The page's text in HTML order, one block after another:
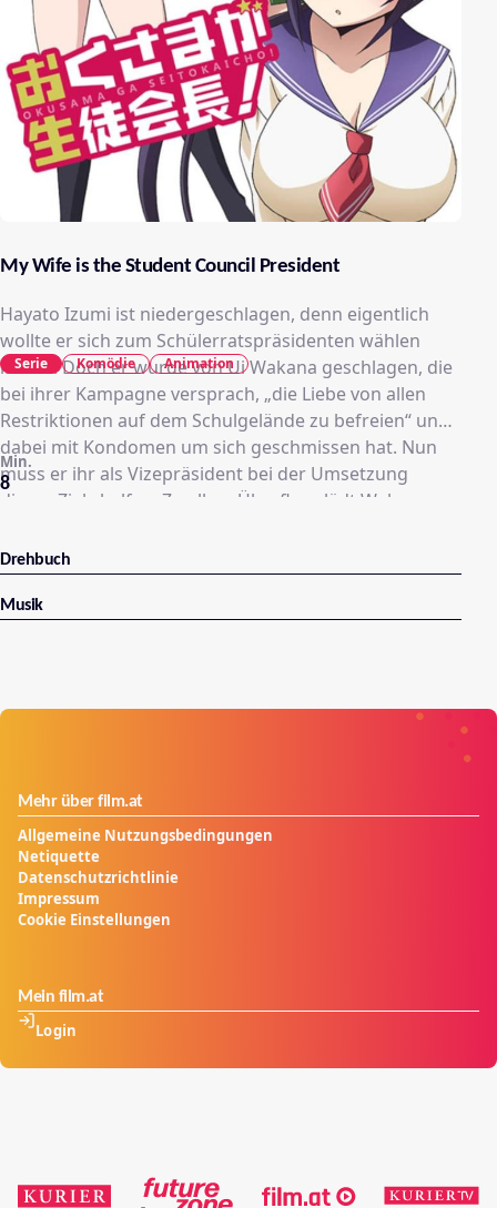
My Wife is the Student Council President
Hayato Izumi ist niedergeschlagen, denn eigentlich
wollte er sich zum Schülerratspräsidenten wählen
lassen. Doch er wurde von Ui Wakana geschlagen, die
bei ihrer Kampagne versprach, „die Liebe von allen
Restriktionen auf dem Schulgelände zu befreien“ und
dabei mit Kondomen um sich geschmissen hat. Nun
muss er ihr als Vizepräsident bei der Umsetzung
dieses Ziels helfen. Zu allem Überfluss lädt Wakana
völlig verdutzten Hayato dann auch noch prompt
klarzumachen, dass sie seine Verlobte sei.
Anscheinend waren die Eltern der beiden gute
der Liebe, dafür aber fest entschlossen die Verlobung
8
Min.
Serie Komödie Animation
Drehbuch
Musik
Mehr über film.at
Allgemeine Nutzungsbedingungen
Netiquette
Datenschutzrichtlinie
Impressum
Cookie Einstellungen
Mein film.at
Login